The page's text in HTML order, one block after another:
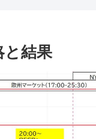
と結果